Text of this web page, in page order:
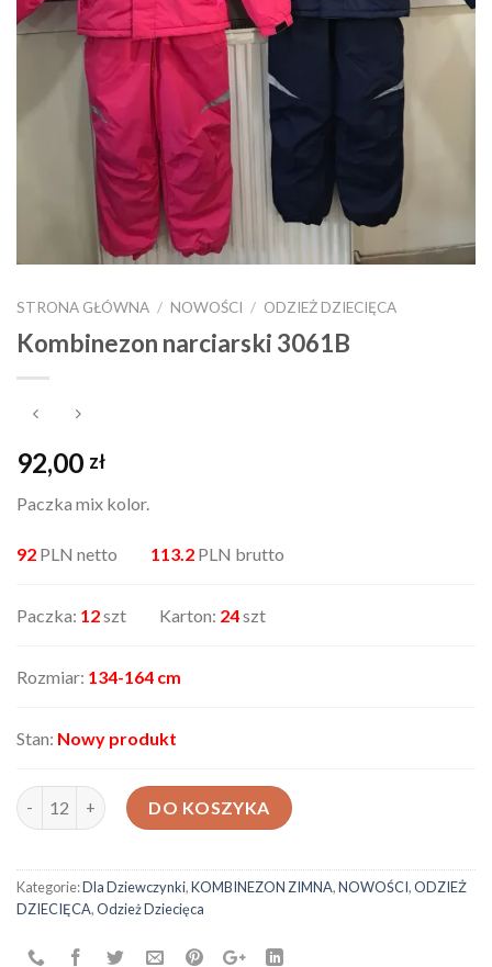
STRONA GŁÓWNA / NOWOŚCI / ODZIEŻ DZIECIĘCA
Kombinezon narciarski 3061B
92,00 zł
Paczka mix kolor.
92 PLN netto 113.2 PLN brutto
Paczka: 12szt Karton: 24szt
Rozmiar: 134-164 cm
Stan: Nowy produkt
ilość Kombinezon narciarski 3061B
DO KOSZYKA
Kategorie:Dla Dziewczynki,KOMBINEZON ZIMNA,NOWOŚCI,ODZIEŻ
DZIECIĘCA,Odzież Dziecięca